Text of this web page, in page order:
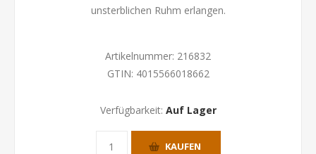
unsterblichen Ruhm erlangen.
Artikelnummer: 216832
GTIN: 4015566018662
Verfügbarkeit: Auf Lager
KAUFEN